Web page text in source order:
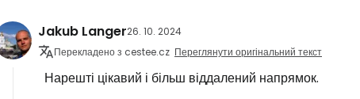
Jakub Langer26. 10. 2024
Перекладено з cestee.cz Переглянути оригінальний текст
Нарешті цікавий і більш віддалений напрямок.